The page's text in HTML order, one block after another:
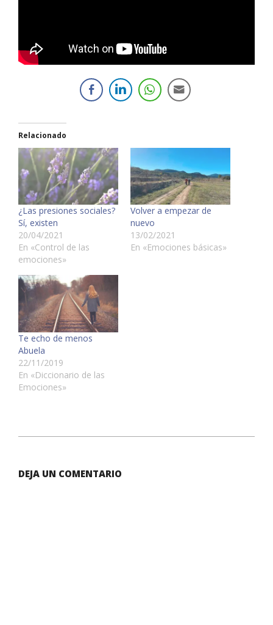
Relacionado
¿Las presiones sociales?
Sí, existen
20/04/2021
En «Control de las
emociones»
Volver a empezar de
nuevo
13/02/2021
En «Emociones básicas»
Te echo de menos
Abuela
22/11/2019
En «Diccionario de las
Emociones»
10
DEJA UN COMENTARIO